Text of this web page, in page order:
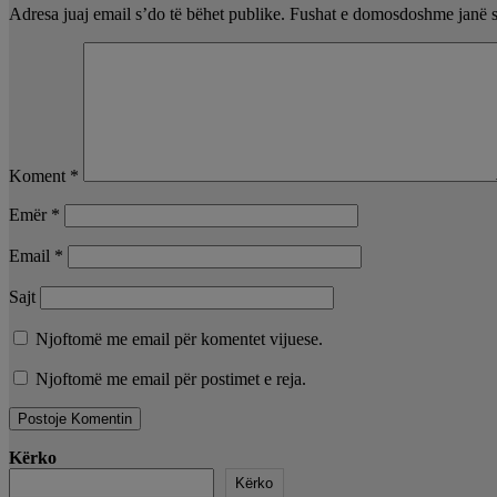
Adresa juaj email s’do të bëhet publike. Fushat e domosdoshme janë
Koment *
Emër *
Email *
Sajt
Njoftomë me email për komentet vijuese.
Njoftomë me email për postimet e reja.
Kërko
Kërko